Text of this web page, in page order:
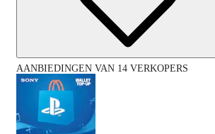
AANBIEDINGEN VAN 14 VERKOPERS